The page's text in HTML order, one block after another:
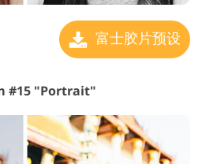
富士胶片预设
#15 "Portrait"